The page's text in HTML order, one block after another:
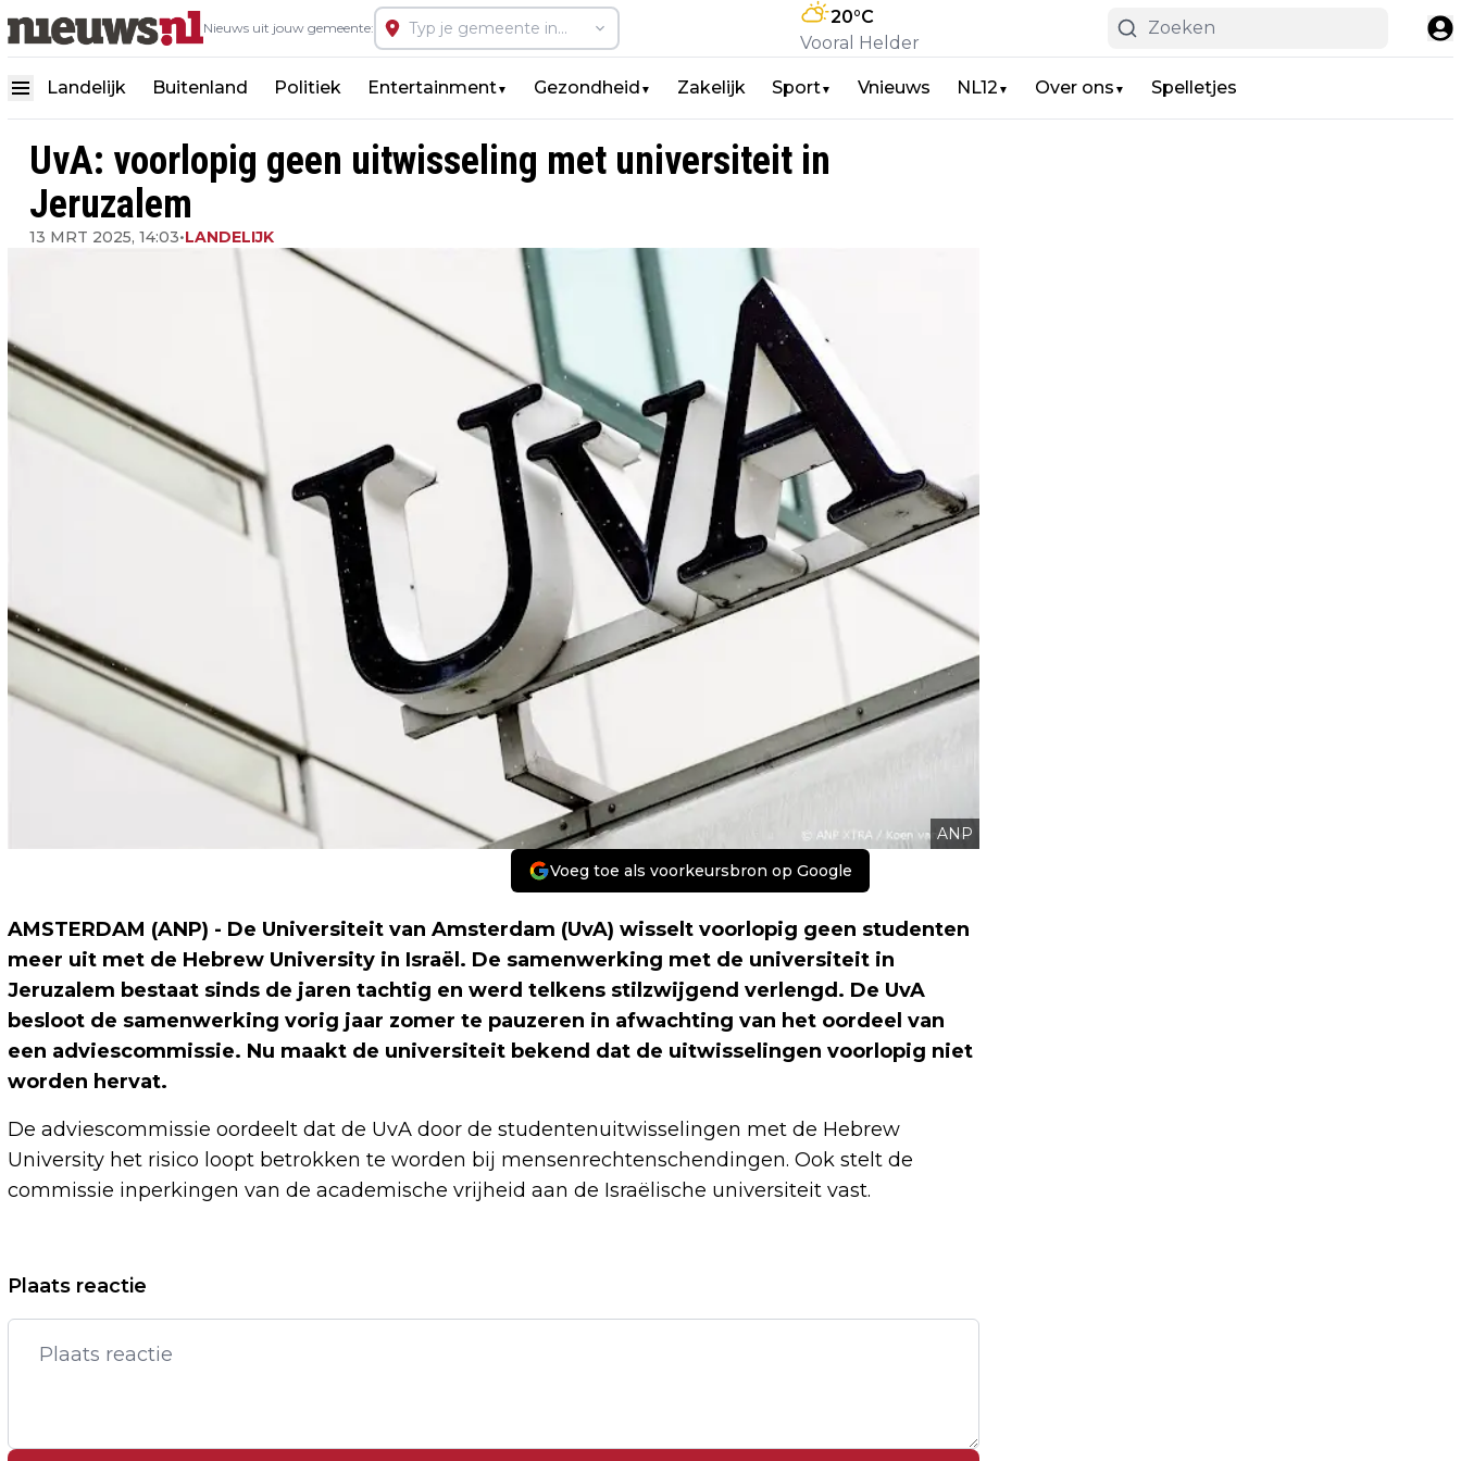
Nieuws uit jouw gemeente:
20°C
Vooral Helder
Landelijk Buitenland Politiek Entertainment▼ Gezondheid ▼ Zakelijk Sport▼ Vnieuws NL12 ▼ Over ons ▼ Spelletjes
UvA: voorlopig geen uitwisseling met universiteit in
Jeruzalem
13 MRT 2025, 14:03•LANDELIJK
ANP
Voeg toe als voorkeursbron op Google
AMSTERDAM (ANP) - De Universiteit van Amsterdam (UvA) wisselt voorlopig geen studenten
meer uit met de Hebrew University in Israël. De samenwerking met de universiteit in
Jeruzalem bestaat sinds de jaren tachtig en werd telkens stilzwijgend verlengd. De UvA
besloot de samenwerking vorig jaar zomer te pauzeren in afwachting van het oordeel van
een adviescommissie. Nu maakt de universiteit bekend dat de uitwisselingen voorlopig niet
worden hervat.
De adviescommissie oordeelt dat de UvA door de studentenuitwisselingen met de Hebrew
University het risico loopt betrokken te worden bij mensenrechtenschendingen. Ook stelt de
commissie inperkingen van de academische vrijheid aan de Israëlische universiteit vast.
Vorig artikel
FRANSE HANDELSMINISTER BUIGT NIET
VOOR NIEUW DREIGEMENT TRUMP
EU GAAT RUIM 4,7 MILJARD EURO IN
Plaats reactie